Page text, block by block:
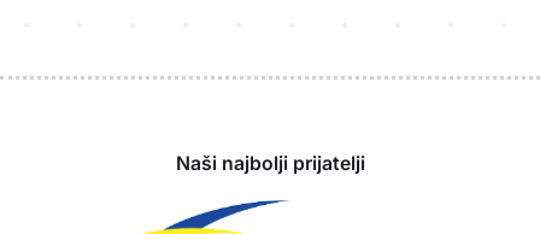
Naši najbolji prijatelji